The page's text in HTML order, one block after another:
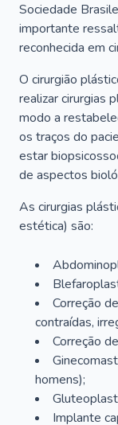
Sociedade
importante
reconhecida em
O cirurgião
realizar cirurgias
modo a
os traços do
estar
de aspectos
As cirurgias
estética) são:
Correção
contraídas,
Correção
homens);
Implante